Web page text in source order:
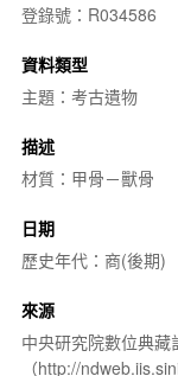
登錄號：R034586
資料類型
主題：考古遺物
描述
材質：甲骨－獸骨
日期
歷史年代：商(後期)
來源
中央研究院數位典
（http://